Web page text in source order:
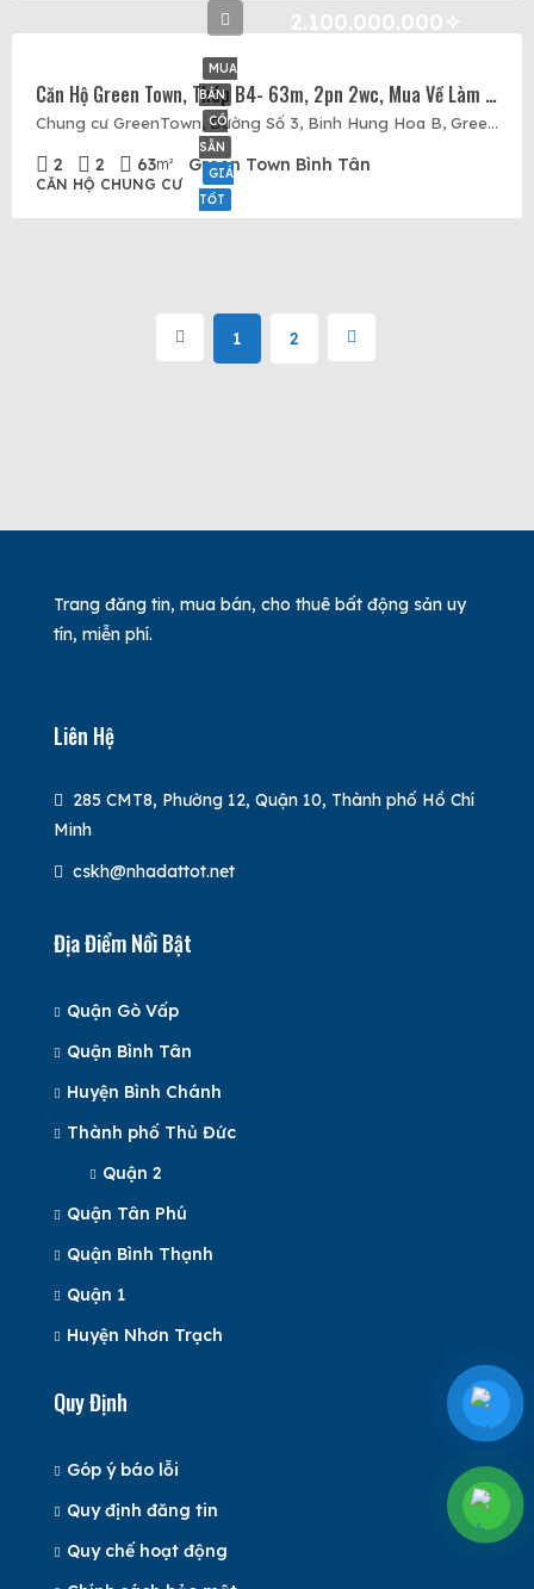
MUA
BÁN
CÓ
SẴN
GIÁ
TỐT
2.100.000.000✧
Căn Hộ Green Town, Tháp B4- 63m, 2pn 2wc, Mua Về Làm Sổ. Giá Bán 2.1 Tỷ, Nhà Đang Có Sẵn Để Xem
Chung cư GreenTown, Đường Số 3, Binh Hung Hoa B, Green Town, Quận Bình Tân, Hồ Chí Minh
2 2 63m² Green Town Bình Tân
CĂN HỘ CHUNG CƯ
1 2
Trang đăng tin, mua bán, cho thuê bất động sản uy
tín, miễn phí.
Liên Hệ
285 CMT8, Phường 12, Quận 10, Thành phố Hồ Chí
Minh
cskh@nhadattot.net
Địa Điểm Nổi Bật
Quận Gò Vấp
Quận Bình Tân
Huyện Bình Chánh
Thành phố Thủ Đức
Quận 2
Quận Tân Phú
Quận Bình Thạnh
Quận 1
Huyện Nhơn Trạch
Quy Định
Góp ý báo lỗi
Quy định đăng tin
Quy chế hoạt động